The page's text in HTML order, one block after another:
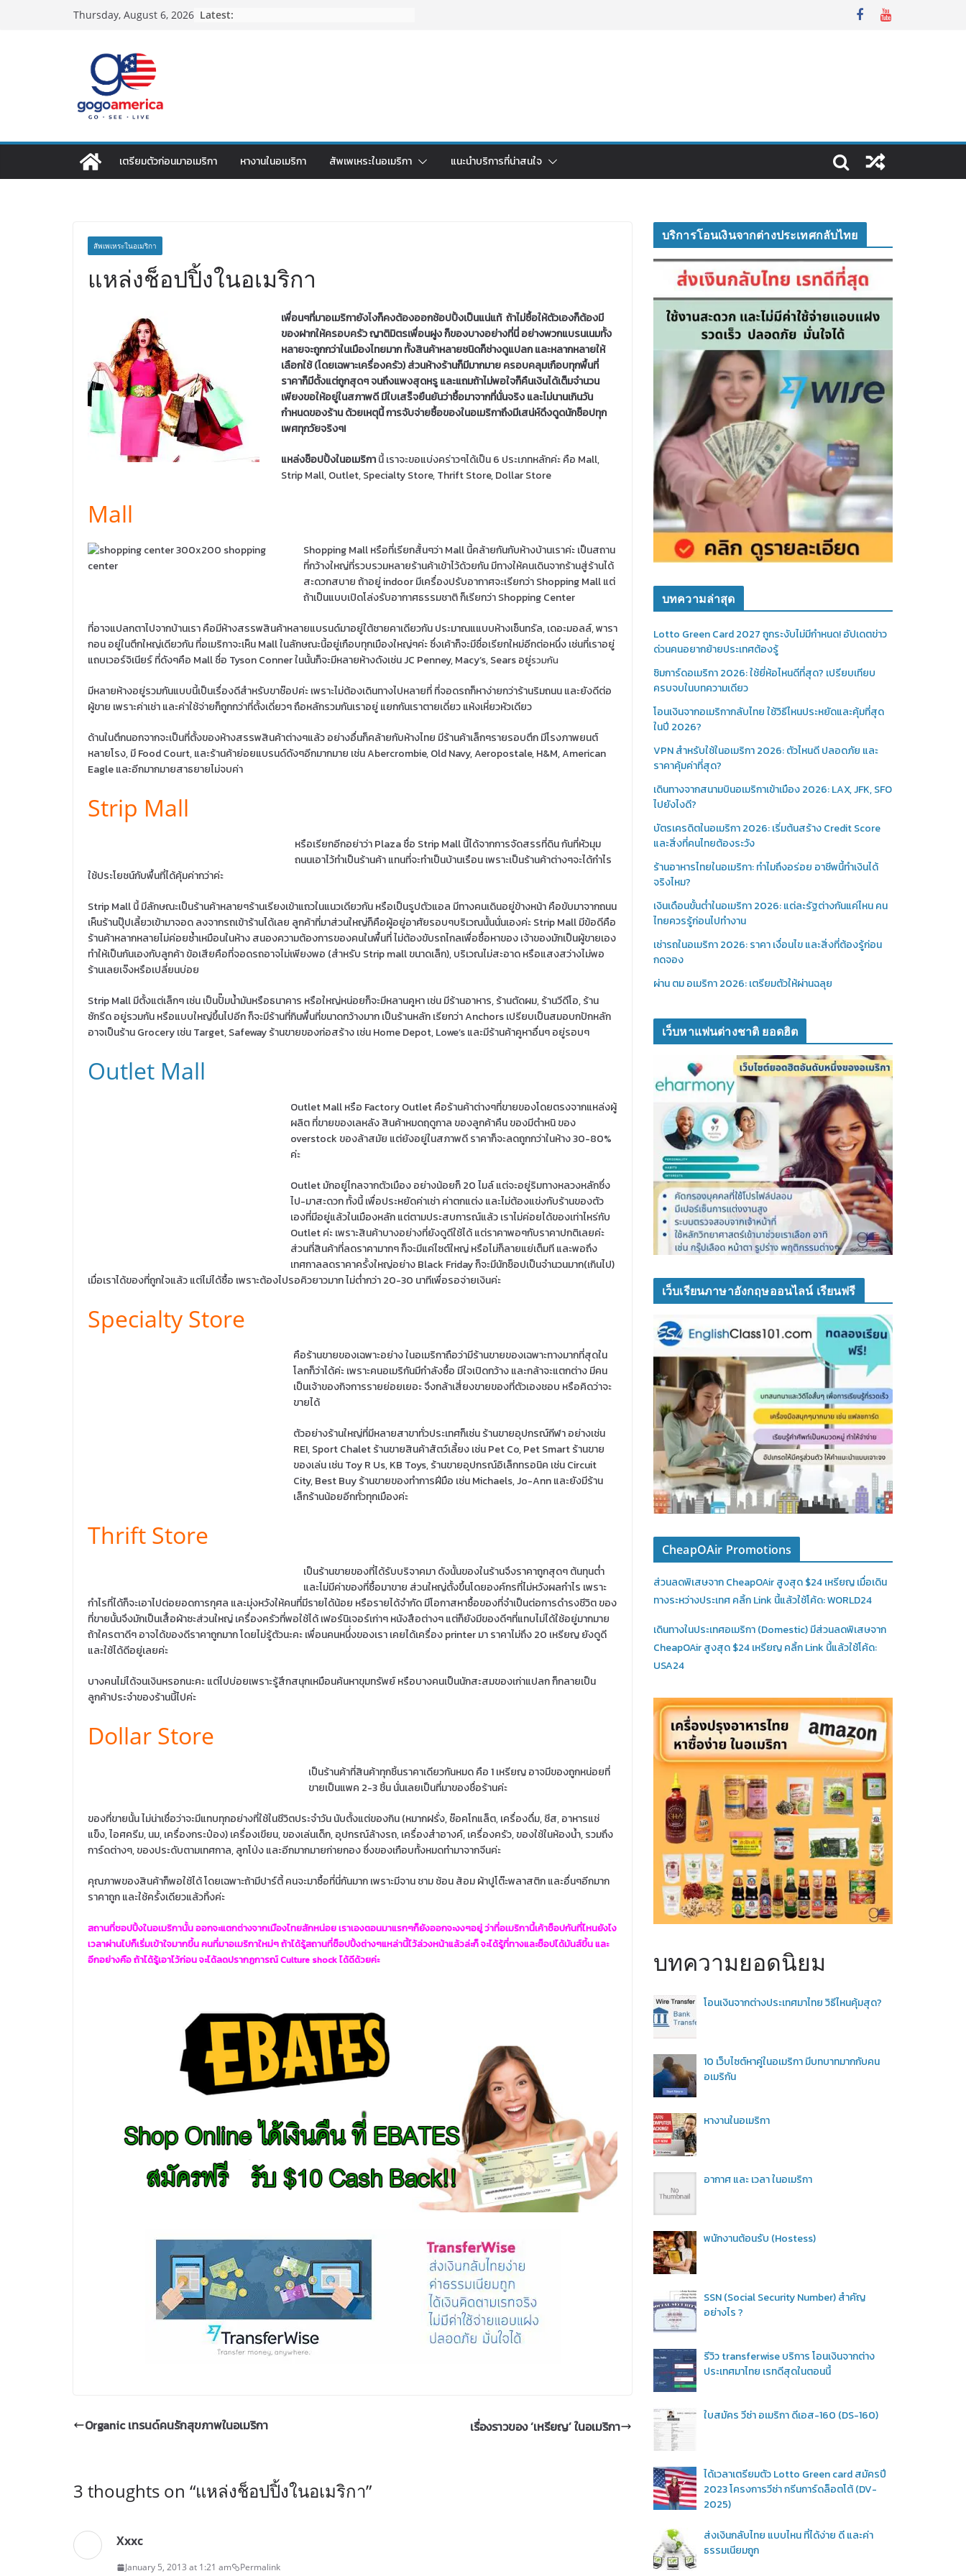
Thursday, August 6, 2026 Latest:
เตรียมตัวก่อนมาอเมริกา หางานในอเมริกา สัพเพเหระในอเมริกา แนะนำบริการที่น่าสนใจ
สัพเพเหระในอเมริกา
แหล่งช็อปปิ้งในอเมริกา
เพื่อนๆที่มาอเมริกายังไงก็คงต้องออกช้อปปิ้งเป็นแน่แท้ ถ้าไม่ซื้อให้ตัวเองก็ต้องมี
ของฝากให้ครอบครัว ญาติมิตรเพื่อนฝูง ก็ของบางอย่างที่นี่ อย่างพวกแบรนเนมทั้ง
หลายจะถูกกว่าในเมืองไทยมาก ทั้งสินค้าหลายชนิดก็ช่างดูแปลก และหลากหลายให้
เลือกใช้ (โดยเฉพาะเครื่องครัว) ส่วนห้างร้านก็มีมากมาย ครอบคลุมเกือบทุกพื้นที่
ราคาก็มีตั้งแต่ถูกสุดๆ จนถึงแพงสุดหรู และแถมถ้าไม่พอใจก็คืนเงินได้เต็มจำนวน
เพียงขอให้อยู่ในสภาพดี มีใบเสร็จยืนยันว่าซื้อมาจากที่นั่นจริง และไม่นานเกินวัน
กำหนดของร้าน ด้วยเหตุนี้ การจับจ่ายซื้อของในอเมริกาถึงมีเสน่ห์ดึงดูดนักช็อปทุก
เพศทุกวัยจริงๆ!
แหล่งช็อปปิ้งในอเมริกานี้ เราจะขอแบ่งคร่าวๆได้เป็น 6 ประเภทหลักค่ะ คือ Mall,
Strip Mall, Outlet, Specialty Store, Thrift Store, Dollar Store
Mall
Shopping Mall หรือที่เรียกสั้นๆว่า Mall นี้คล้ายกันกับห้างบ้านเราค่ะ เป็นสถาน
ที่กว้างใหญ่ที่รวบรวมหลายร้านค้าเข้าไว้ด้วยกัน มีทางให้คนเดินจากร้านสู่ร้านได้
สะดวกสบาย ถ้าอยู่ indoor มีเครื่องปรับอากาศจะเรียกว่า Shopping Mall แต่
ถ้าเป็นแบบเปิดโล่งรับอากาศธรรมชาติ ก็เรียกว่า Shopping Center
ที่อาจแปลกตาไปจากบ้านเรา คือมีห้างสรรพสินค้าหลายแบรนด์มาอยู่ใต้ชายคาเดียวกัน ประมาณแแบบห้างเซ็นทรัล, เดอะมอลล์, พารา
กอน อยู่ในตึกใหญ่เดียวกัน ที่อเมริกาจะเห็น Mall ในลักษณะนี้อยู่เกือบทุกเมืองใหญ่ๆค่ะ ซึ่งเค้าก็จะมีชื่อเรียกใหม่อีกต่อหนึ่ง เช่นที่เราอยู่
แถบเวอร์จิเนียร์ ที่ดังๆคือ Mall ชื่อ Tyson Conner ในนั้นก็จะมีหลายห้างดังเช่น JC Penney, Macy’s, Sears อยู่รวมกัน
มีหลายห้างอยู่รวมกันแบบนี้เป็นเรื่องดีสำหรับขาช๊อปค่ะ เพราะไม่ต้องเดินทางไปหลายที่ ที่จอดรถก็หาง่ายกว่าร้านริมถนน และยังดีต่อ
ผู้ขาย เพราะค่าเช่า และค่าใช้จ่ายก็ถูกกว่าที่ตั้งเดี่ยวๆ ถือหลักรวมกันเราอยู่ แยกกันเราตายเดี่ยว แห้งเหี่ยวหัวเดียว
ด้านในตึกนอกจากจะเป็นที่ตั้งของห้างสรรพสินค้าต่างๆแล้ว อย่างอื่นก็คล้ายกับห้างไทย มีร้านค้าเล็กๆรายรอบตึก มีโรงภาพยนต์
หลายโรง, มี Food Court, และร้านค้าย่อยแบรนด์ดังๆอีกมากมาย เช่น Abercrombie, Old Navy, Aeropostale, H&M, American
Eagle และอีกมากมายสาธยายไม่จบค่า
Strip Mall
หรือเรียกอีกอย่าว่า Plaza ชื่อ Strip Mall นี้ได้จากการจัดสรรที่ดิน กันที่หัวมุม
ถนนเอาไว้ทำเป็นร้านค้า แทนที่จะทำเป็นบ้านเรือน เพราะเป็นร้านค้าต่างๆจะได้กำไร
ใช้ประโยชน์กับพื้นที่ได้คุ้มค่ากว่าค่ะ
Strip Mall นี้ มีลักษณะเป็นร้านค้าหลายๆร้านเรียงเข้าแถวในแนวเดียวกัน หรือเป็นรูปตัวแอล มีทางคนเดินอยู่ข้างหน้า คือขับมาจากถนน
เห็นร้านปุ๊ปเลี้ยวเข้ามาจอด ลงจากรถเข้าร้านได้เลย ลูกค้าที่มาส่วนใหญ่ก็คือผู้อยู่อาศัยรอบๆบริเวณนั้นนั่นเองค่ะ Strip Mall มีข้อดีคือ
ร้านค้าหลากหลายไม่ค่อยซ้ำเหมือนในห้าง สนองความต้องการของคนในพื้นที่ ไม่ต้องขับรถไกลเพื่อซื้อหาของ เจ้าของมักเป็นผู้ขายเอง
ทำให้เป็นกันเองกับลูกค้า ข้อเสียคือที่จอดรถอาจไม่เพียงพอ (สำหรับ Strip mall ขนาดเล็ก), บริเวณไม่สะอาด หรือแสงสว่างไม่พอ
ร้านเลยเจ๊งหรือเปลี่ยนบ่อย
Strip Mall มีตั้งแต่เล็กๆ เช่น เป็นปั๊มน้ำมันหรือธนาคาร หรือใหญ่หน่อยก็จะมีหลานคูหา เช่น มีร้านอาหาร, ร้านตัดผม, ร้านวีดีโอ, ร้าน
ซักรีด อยู่รวมกัน หรือแบบใหญ่ขึ้นไปอีก ก็จะมีร้านที่กินพื้นที่ขนาดกว้างมาก เป็นร้านหลัก เรียกว่า Anchors เปรียบเป็นสมอบกปักหลัก
อาจเป็นร้าน Grocery เช่น Target, Safeway ร้านขายของก่อสร้าง เช่น Home Depot, Lowe’s และมีร้านค้าคูหาอื่นๆ อยู่รอบๆ
Outlet Mall
Outlet Mall หรือ Factory Outlet คือร้านค้าต่างๆที่ขายของโดยตรงจากแหล่งผู้
ผลิต ที่ขายของเลหลัง สินค้าหมดฤดูกาล ของลูกค้าคืน ของมีตำหนิ ของ
overstock ของล้าสมัย แต่ยังอยู่ในสภาพดี ราคาก็จะลดถูกกว่าในห้าง 30-80%
ค่ะ
Outlet มักอยู่ไกลจากตัวเมือง อย่างน้อยก็ 20 ไมล์ แต่จะอยู่ริมทางหลวงหลักซึ่ง
ไป-มาสะดวก ทั้งนี้ เพื่อประหยัดค่าเช่า ค่าตกแต่ง และไม่ต้องแข่งกับร้านของตัว
เองที่มีอยู่แล้วในเมืองหลัก แต่ตามประสบการณ์แล้ว เราไม่ค่อยได้ของเท่าไหร่กับ
Outlet ค่ะ เพราะสินค้าบางอย่างที่ยังดูดีใช้ได้ แต่ราคาพอๆกับราคาปกติเลยค่ะ
ส่วนที่สินค้าที่ลดราคามากๆ ก็จะมีแค่ไซต์ใหญ่ หรือไม่ก็ลายแย่เต็มที และพอถึง
เทศกาลลดราคาครั้งใหญ่อย่าง Black Friday ก็จะมีนักช็อปเป็นจำนวนมาก(เกินไป)
เมื่อเราได้ของที่ถูกใจแล้ว แต่ไม่ได้ซื้อ เพราะต้องไปรอคิวยาวมาก ไม่ต่ำกว่า 20-30 นาทีเพื่อรอจ่ายเงินค่ะ
Specialty Store
คือร้านขายของเฉพาะอย่าง ในอเมริกาถือว่ามีร้านขายของเฉพาะทางมากที่สุดใน
โลกก็ว่าได้ค่ะ เพราะคนอเมริกันมีกำลังซื้อ มีใจเปิดกว้าง และกล้าจะแตกต่าง มีคน
เป็นเจ้าของกิจการรายย่อยเยอะ จึงกล้าเสี่ยงขายของที่ตัวเองชอบ หรือคิดว่าจะ
ขายได้
ตัวอย่างร้านใหญ่ที่มีหลายสาขาทั่วประเทศก็เช่น ร้านขายอุปกรณ์กีฬา อย่างเช่น
REI, Sport Chalet ร้านขายสินค้าสัตว์เลี้ยง เช่น Pet Co, Pet Smart ร้านขาย
ของเล่น เช่น Toy R Us, KB Toys, ร้านขายอุปกรณ์อิเล็กทรอนิค เช่น Circuit
City, Best Buy ร้านขายของทำการฝีมือ เช่น Michaels, Jo-Ann และยังมีร้าน
เล็กร้านน้อยอีกทั่วทุกเมืองค่ะ
Thrift Store
เป็นร้านขายของที่ได้รับบริจาคมา ดังนั้นของในร้านจึงราคาถูกสุดๆ ต้นทุนต่ำ
และไม่มีค่าของที่ซื้อมาขาย ส่วนใหญ่ตั้งขึ้นโดยองค์กรที่ไม่หวังผลกำไร เพราะ
กำไรที่ได้ก็จะเอาไปต่อยอดการกุศล และมุ่งหวังให้คนที่มีรายได้น้อย หรือรายได้จำกัด มีโอกาสหาซื้อของที่จำเป็นต่อการดำรงชีวิต ของ
ที่ขายนั้นจึงมักเป็นเสื้อผ้าซะส่วนใหญ่ เครื่องครัวที่พอใช้ได้ เฟอร์นิเจอร์เก่าๆ หนังสือต่างๆ แต่ก็ยังมีของดีๆที่แทบไม่ได้ใช้อยู่มากมาย
ถ้าใครตาดีๆ อาจได้ของดีราคาถูกมาก โดยไม่รู้ตัวนะคะ เพื่อนคนหนึ่่งของเรา เคยได้เครื่อง printer มา ราคาไม่ถึง 20 เหรียญ ยังดูดี
และใช้ได้ดีอยู่เลยค่ะ
บางคนไม่ได้จนเงินหรอกนะคะ แต่ไปบ่อยเพราะรู้สึกสนุกเหมือนค้นหาขุมทรัพย์ หรือบางคนเป็นนักสะสมของเก่าแปลก ก็กลายเป็น
ลูกค้าประจำของร้านนี้ไปค่ะ
Dollar Store
เป็นร้านค้าที่สินค้าทุกชิ้นราคาเดียวกันหมด คือ 1 เหรียญ อาจมีของถูกหน่อยที่
ขายเป็นแพค 2-3 ชิ้น นั่นเลยเป็นที่มาของชื่อร้านค่ะ
ของที่ขายนั้น ไม่น่าเชื่อว่าจะมีแทบทุกอย่างที่ใช้ในชีวิตประจำวัน นับตั้งแต่ของกิน (หมากฝรั่ง, ช๊อคโกแล็ต, เครื่องดื่ม, ชีส, อาหารแช่
แข็ง, ไอศครีม, นม, เครื่องกระป๋อง) เครื่องเขียน, ของเล่นเด็ก, อุปกรณ์ล้างรถ, เครื่องสำอางค์, เครื่องครัว, ของใช้ในห้องน้ำ, รวมถึง
การ์ดต่างๆ, ของประดับตามเทศกาล, ลูกโป่ง และอีกมากมายก่ายกอง ซึ่งของเกือบทั้งหมดทำมาจากจีนค่ะ
คุณภาพของสินค้าก็พอใช้ได้ โดยเฉพาะถ้ามีปาร์ตี้ คนจะมาซื้อที่นี่กันมาก เพราะมีจาน ชาม ช้อน ส้อม ผ้าปูโต๊ะพลาสติก และอื่นๆอีกมาก
ราคาถูก และใช้ครั้งเดียวแล้วทิ้งค่ะ
สถานที่ชอปปิ้งในอเมริกานั้น ออกจะแตกต่างจากเมืองไทยสักหน่อย เราเองตอนมาแรกๆก็ยังออกจะงงๆอยู่ ว่าที่อเมริกานี้เค้าช็อปกันที่ไหนยังไง
เวลาผ่านไปก็เริ่มเข้าใจมากขึ้น คนที่มาอเมริกาใหม่ๆ ถ้าได้รู้สถานที่ช็อปปิ้งต่างๆแหล่านี้ไว้ล่วงหน้าแล้วล่ะก็ จะได้รู้ที่ทางและช็อปได้มันส์ขึ้น และ
อีกอย่างคือ ถ้าได้รู้เอาไว้ก่อน จะได้ลดปรากฏการณ์ Culture shock ได้ดีด้วยค่ะ
Organic เทรนด์คนรักสุขภาพในอเมริกา เรื่องราวของ ‘เหรียญ’ ในอเมริกา
3 thoughts on “แหล่งช็อปปิ้งในอเมริกา”
Xxxc
January 5, 2013 at 1:21 am Permalink
บริการโอนเงินจากต่างประเทศกลับไทย
บทความล่าสุด
Lotto Green Card 2027 ถูกระงับไม่มีกำหนด! อัปเดตข่าว
ด่วนคนอยากย้ายประเทศต้องรู้
ซิมการ์ดอเมริกา 2026: ใช้ยี่ห้อไหนดีที่สุด? เปรียบเทียบ
ครบจบในบทความเดียว
โอนเงินจากอเมริกากลับไทย ใช้วิธีไหนประหยัดและคุ้มที่สุด
ในปี 2026?
VPN สำหรับใช้ในอเมริกา 2026: ตัวไหนดี ปลอดภัย และ
ราคาคุ้มค่าที่สุด?
เดินทางจากสนามบินอเมริกาเข้าเมือง 2026: LAX, JFK, SFO
ไปยังไงดี?
บัตรเครดิตในอเมริกา 2026: เริ่มต้นสร้าง Credit Score
และสิ่งที่คนไทยต้องระวัง
ร้านอาหารไทยในอเมริกา: ทำไมถึงอร่อย อาชีพนี้ทำเงินได้
จริงไหม?
เงินเดือนขั้นต่ำในอเมริกา 2026: แต่ละรัฐต่างกันแค่ไหน คน
ไทยควรรู้ก่อนไปทำงาน
เช่ารถในอเมริกา 2026: ราคา เงื่อนไข และสิ่งที่ต้องรู้ก่อน
กดจอง
ผ่าน ตม อเมริกา 2026: เตรียมตัวให้ผ่านฉลุย
เว็บหาแฟนต่างชาติ ยอดฮิต
เว็บเรียนภาษาอังกฤษออนไลน์ เรียนฟรี
CheapOAir Promotions
ส่วนลดพิเสษจาก CheapOAir สูงสุด $24 เหรียญ เมื่อเดิน
ทางระหว่างประเทศ คลิ้ก Link นี้แล้วใช้โค้ด: WORLD24
เดินทางในประเทศอเมริกา (Domestic)มีส่วนลดพิเสษจาก
CheapOAir สูงสุด $24 เหรียญ คลิ้ก Link นี้แล้วใช้โค้ด:
USA24
บทความยอดนิยม
โอนเงินจากต่างประเทศมาไทย วิธีไหนคุ้มสุด?
10 เว็บไซต์หาคู่ในอเมริกา มีบทบาทมากกับคน
อเมริกัน
หางานในอเมริกา
อากาศ และ เวลา ในอเมริกา
พนักงานต้อนรับ (Hostess)
SSN (Social Security Number) สำคัญ
อย่างไร ?
รีวิว transferwise บริการ โอนเงินจากต่าง
ประเทศมาไทย เรทดีสุดในตอนนี้
ใบสมัคร วีซ่า อเมริกา ดีเอส-160 (DS-160)
ได้เวลาเตรียมตัว Lotto Green card สมัครปี
2023 โครงการวีซ่า กรีนการ์ดล็อตโต้ (DV-
2025)
ส่งเงินกลับไทย แบบไหน ที่ได้ง่าย ดี และค่า
ธรรมเนียมถูก